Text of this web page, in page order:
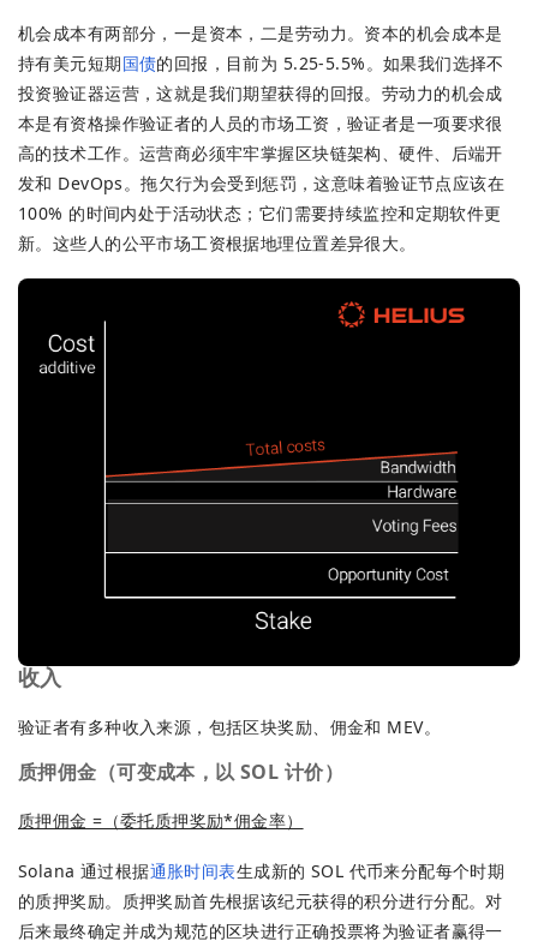
机会成本有两部分，一是资本，二是劳动力。资本的机会成本是
持有美元短期国债的回报，目前为 5.25-5.5%。如果我们选择不
投资验证器运营，这就是我们期望获得的回报。劳动力的机会成
本是有资格操作验证者的人员的市场工资，验证者是一项要求很
高的技术工作。运营商必须牢牢掌握区块链架构、硬件、后端开
发和 DevOps。拖欠行为会受到惩罚，这意味着验证节点应该在
100% 的时间内处于活动状态；它们需要持续监控和定期软件更
新。这些人的公平市场工资根据地理位置差异很大。
收入
验证者有多种收入来源，包括区块奖励、佣金和 MEV。
质押佣金 （可变成本，以 SOL 计价）
质押佣金 =（委托质押奖励*佣金率）
Solana 通过根据通胀时间表生成新的 SOL 代币来分配每个时期
的质押奖励。质押奖励首先根据该纪元获得的积分进行分配。对
后来最终确定并成为规范的区块进行正确投票将为验证者赢得一